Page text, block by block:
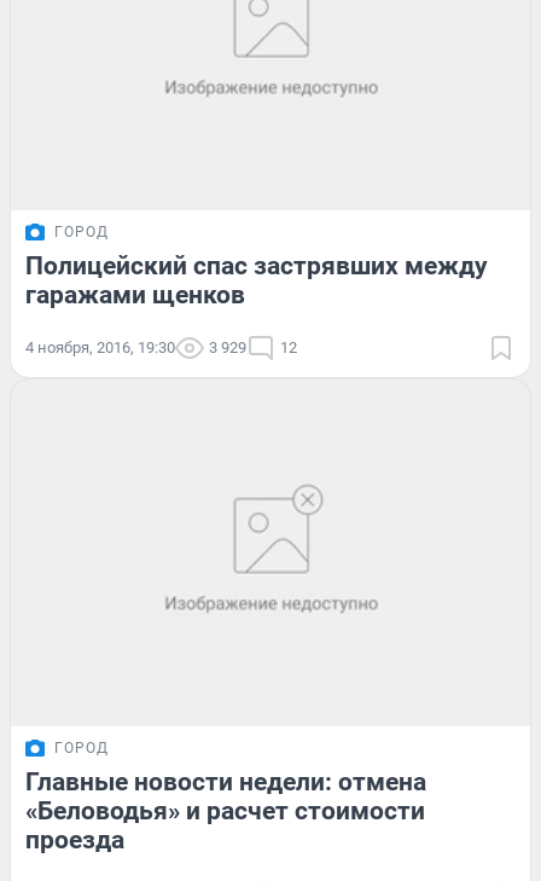
ГОРОД
Полицейский спас застрявших между
гаражами щенков
4 ноября, 2016, 19:30 3 929 12
ГОРОД
Главные новости недели: отмена
«Беловодья» и расчет стоимости
проезда